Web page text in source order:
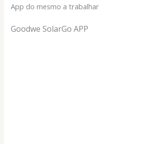
App do mesmo a trabalhar
Goodwe SolarGo APP